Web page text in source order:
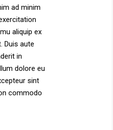
ad minim
aliquip ex
Duis aute
in
dolore eu
sint
commodo